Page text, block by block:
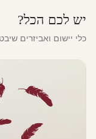
יש לכם הכל?
כלי יישום ואביזרים